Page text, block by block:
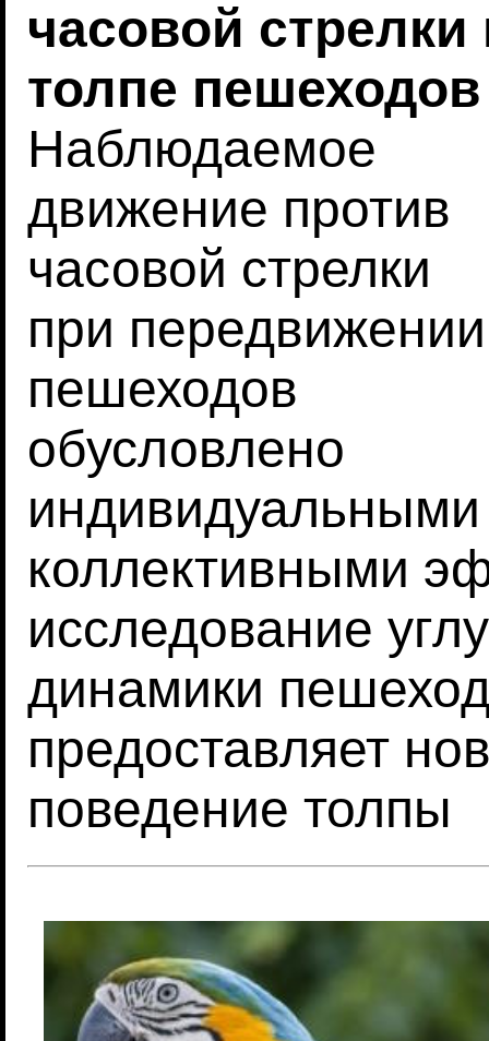
часовой стрелки
толпе пешеходов
Наблюдаемое
движение против
часовой стрелки
при передвижении
пешеходов
обусловлено
коллективными
исследование
динамики
предоставляет
поведение толпы